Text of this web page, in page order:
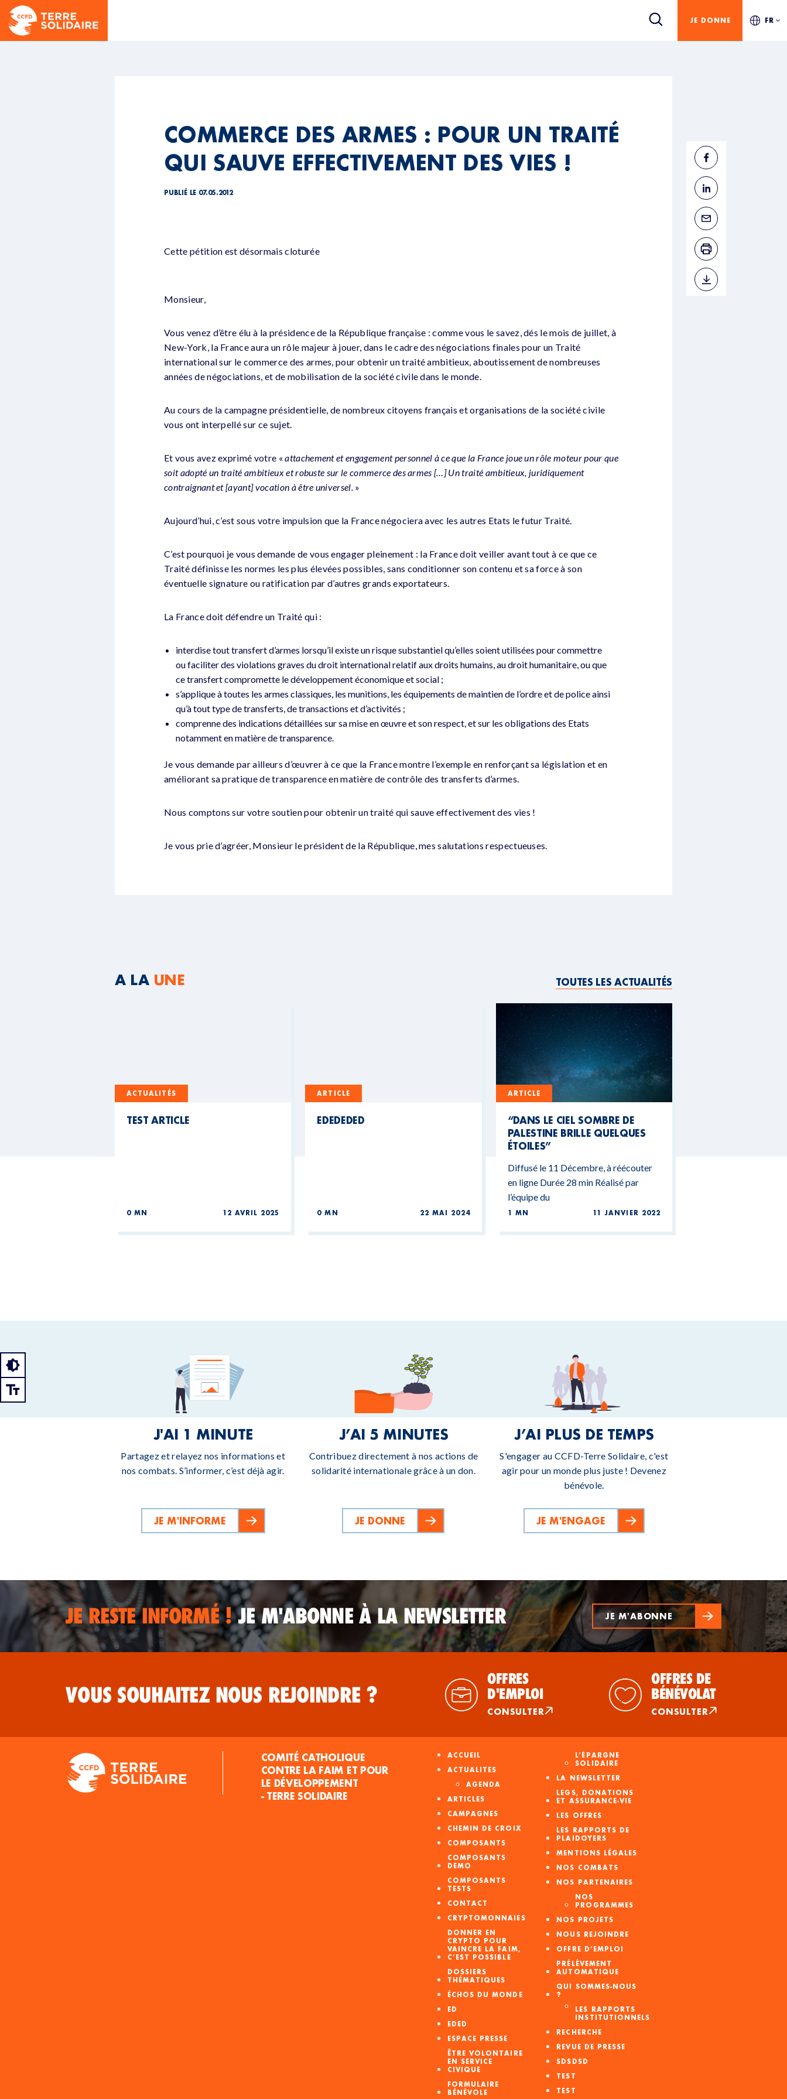
JE DONNE FR
COMMERCE DES ARMES : POUR UN TRAITÉ
QUI SAUVE EFFECTIVEMENT DES VIES !
PUBLIÉ LE 07.05.2012
Cette pétition est désormais cloturée
Monsieur,
Vous venez d’être élu à la présidence de la République française : comme vous le savez, dés le mois de juillet, à
New-York, la France aura un rôle majeur à jouer, dans le cadre des négociations finales pour un Traité
international sur le commerce des armes, pour obtenir un traité ambitieux, aboutissement de nombreuses
années de négociations, et de mobilisation de la société civile dans le monde.
Au cours de la campagne présidentielle, de nombreux citoyens français et organisations de la société civile
vous ont interpellé sur ce sujet.
Et vous avez exprimé votre «attachement et engagement personnel à ce que la France joue un rôle moteur pour que
soit adopté un traité ambitieux et robuste sur le commerce des armes […] Un traité ambitieux, juridiquement
contraignant et [ayant] vocation à être universel. »
Aujourd’hui, c’est sous votre impulsion que la France négociera avec les autres Etats le futur Traité.
C’est pourquoi je vous demande de vous engager pleinement : la France doit veiller avant tout à ce que ce
Traité définisse les normes les plus élevées possibles, sans conditionner son contenu et sa force à son
éventuelle signature ou ratification par d’autres grands exportateurs.
La France doit défendre un Traité qui :
interdise tout transfert d’armes lorsqu’il existe un risque substantiel qu’elles soient utilisées pour commettre
ou faciliter des violations graves du droit international relatif aux droits humains, au droit humanitaire, ou que
ce transfert compromette le développement économique et social ;
s’applique à toutes les armes classiques, les munitions, les équipements de maintien de l’ordre et de police ainsi
qu’à tout type de transferts, de transactions et d’activités ;
comprenne des indications détaillées sur sa mise en œuvre et son respect, et sur les obligations des Etats
notamment en matière de transparence.
Je vous demande par ailleurs d’œuvrer à ce que la France montre l’exemple en renforçant sa législation et en
améliorant sa pratique de transparence en matière de contrôle des transferts d’armes.
Nous comptons sur votre soutien pour obtenir un traité qui sauve effectivement des vies !
Je vous prie d’agréer, Monsieur le président de la République, mes salutations respectueuses.
A LA UNE TOUTES LES ACTUALITÉS
ACTUALITÉS
TEST ARTICLE
0 MN 12 AVRIL 2025
ARTICLE
EDEDEDED
0 MN 22 MAI 2024
ARTICLE
“DANS LE CIEL SOMBRE DE
PALESTINE BRILLE QUELQUES
ÉTOILES”
Diffusé le 11 Décembre, à réécouter
en ligne Durée 28 min Réalisé par
l’équipe du
1 MN 11 JANVIER 2022
J'AI 1 MINUTE
Partagez et relayez nos informations et
nos combats. S’informer, c’est déjà agir.
JE M'INFORME
J’AI 5 MINUTES
Contribuez directement à nos actions de
solidarité internationale grâce à un don.
JE DONNE
J’AI PLUS DE TEMPS
S'engager au CCFD-Terre Solidaire, c'est
agir pour un monde plus juste ! Devenez
bénévole.
JE M'ENGAGE
JE RESTE INFORMÉ !JE M'ABONNE À LA NEWSLETTER JE M'ABONNE
VOUS SOUHAITEZ NOUS REJOINDRE ?
OFFRES
D'EMPLOI
CONSULTER
OFFRES DE
BÉNÉVOLAT
CONSULTER
COMITÉ CATHOLIQUE
CONTRE LA FAIM ET POUR
LE DÉVELOPPEMENT
- TERRE SOLIDAIRE
ACCUEIL
ACTUALITES
AGENDA
ARTICLES
CAMPAGNES
CHEMIN DE CROIX
COMPOSANTS
COMPOSANTS
DEMO
COMPOSANTS
TESTS
CONTACT
CRYPTOMONNAIES
DONNER EN
CRYPTO POUR
VAINCRE LA FAIM,
C’EST POSSIBLE
DOSSIERS
THÉMATIQUES
ÉCHOS DU MONDE
ED
EDED
ESPACE PRESSE
ÊTRE VOLONTAIRE
EN SERVICE
CIVIQUE
FORMULAIRE
BÉNÉVOLE
L’ÉPARGNE
SOLIDAIRE
LA NEWSLETTER
LEGS, DONATIONS
ET ASSURANCE-VIE
LES OFFRES
LES RAPPORTS DE
PLAIDOYERS
MENTIONS LÉGALES
NOS COMBATS
NOS PARTENAIRES
NOS
PROGRAMMES
NOS PROJETS
NOUS REJOINDRE
OFFRE D’EMPLOI
PRÉLÈVEMENT
AUTOMATIQUE
QUI SOMMES-NOUS
?
LES RAPPORTS
INSTITUTIONNELS
RECHERCHE
REVUE DE PRESSE
SDSDSD
TEST
TEST